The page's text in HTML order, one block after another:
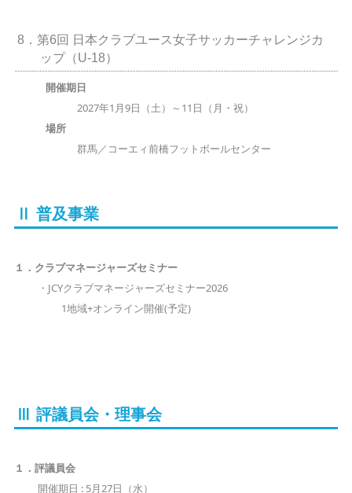
8．第6回 日本クラブユース女子サッカーチャレンジカ
ップ（U-18）
開催期日
2027年1月9日（土）～11日（月・祝）
場所
群馬／コーエィ前橋フットボールセンター
Ⅱ 普及事業
１．クラブマネージャーズセミナー
・JCYクラブマネージャーズセミナー2026
1地域+オンライン開催(予定)
Ⅲ 評議員会・理事会
１．評議員会
開催期日 : 5月27日（水）